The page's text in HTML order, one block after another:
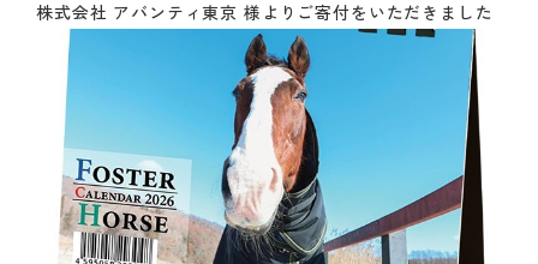
株式会社 アバンティ東京 様よりご寄付をいただきました